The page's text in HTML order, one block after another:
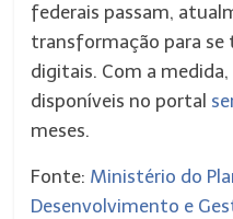
federais passam,
transformação para
digitais. Com a
disponíveis no portal
meses.
Fonte: Ministério do
Desenvolvimento e